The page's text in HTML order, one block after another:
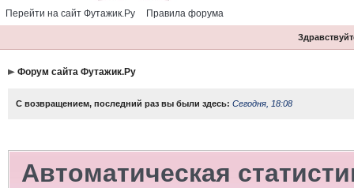
Перейти на сайт Футажик.Ру Правила форума
Форум сайта Футажик.Ру
С возвращением, последний раз вы были здесь: Сегодня, 18:08
Автоматическая